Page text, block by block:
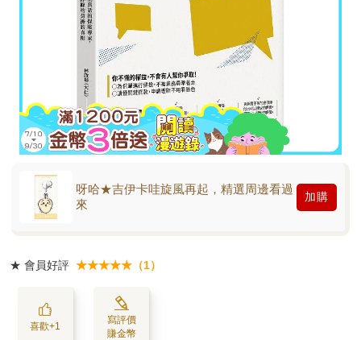
呀哈★吉伊卡哇旋風再起，精選周邊看過
來
加購
★ 會員好評 ★★★★★（1）
喜歡+1
寫評價
賺金幣